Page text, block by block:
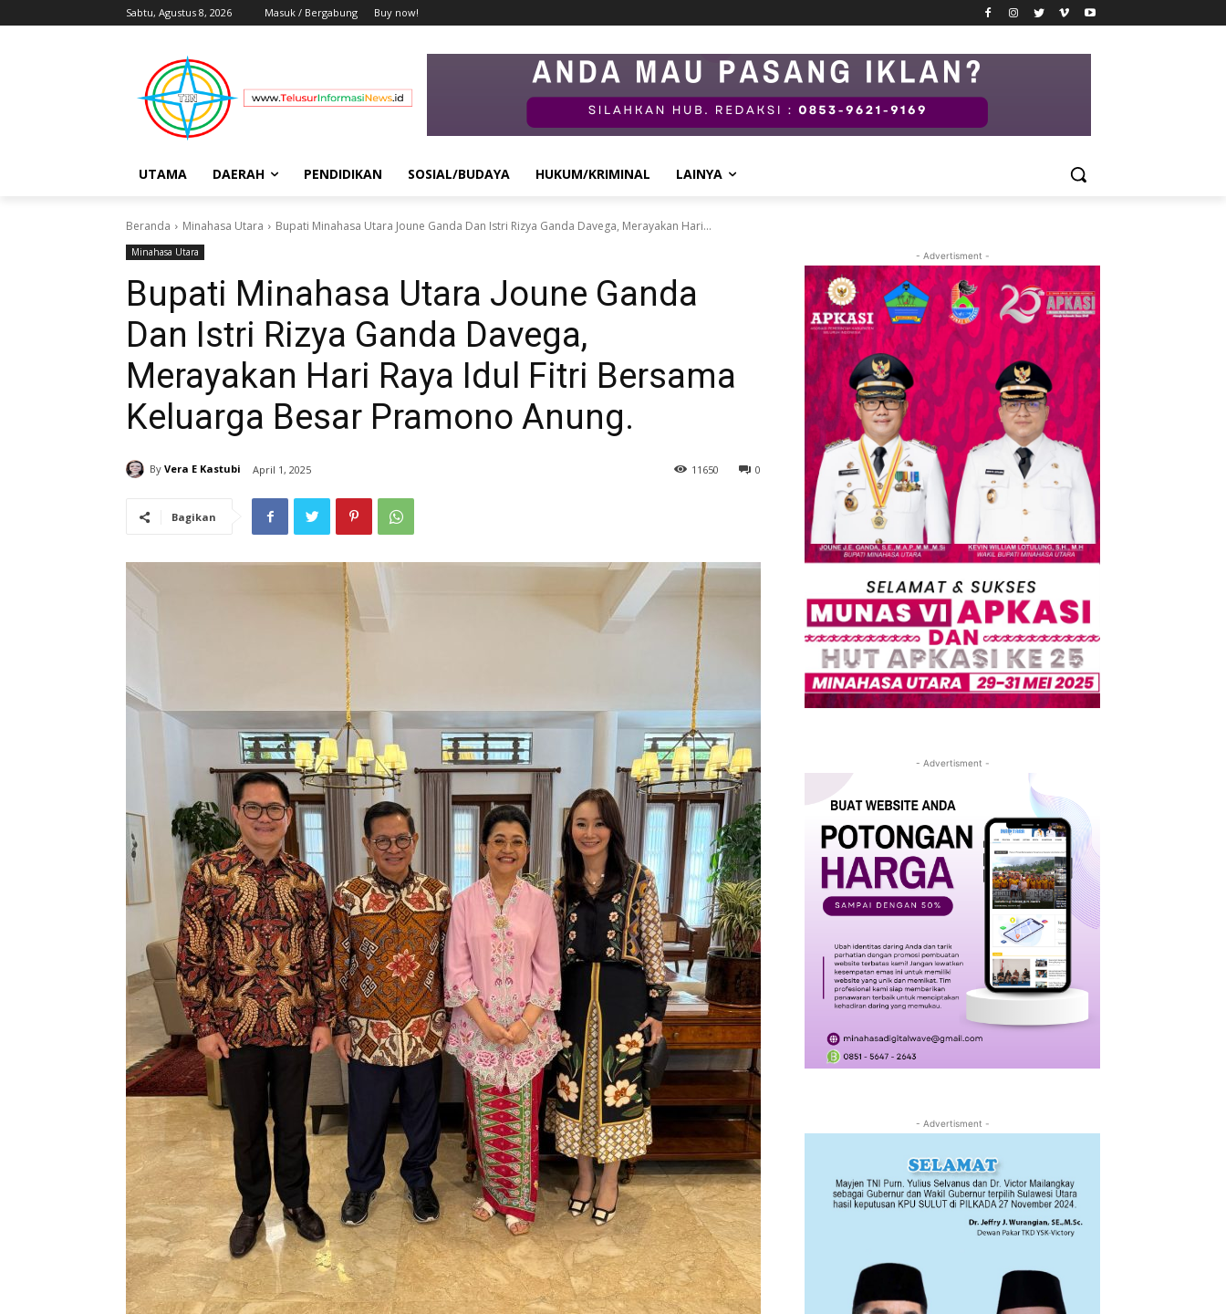
Sabtu, Agustus 8, 2026 Masuk / Bergabung Buy now!
UTAMA DAERAH PENDIDIKAN SOSIAL/BUDAYA HUKUM/KRIMINAL LAINYA
Beranda Minahasa Utara Bupati Minahasa Utara Joune Ganda Dan Istri Rizya Ganda Davega, Merayakan Hari...
Minahasa Utara
Bupati Minahasa Utara Joune Ganda
Dan Istri Rizya Ganda Davega,
Merayakan Hari Raya Idul Fitri Bersama
Keluarga Besar Pramono Anung.
By Vera E Kastubi April 1, 2025 0
11 650
Bagikan
- Advertisment -
- Advertisment -
- Advertisment -